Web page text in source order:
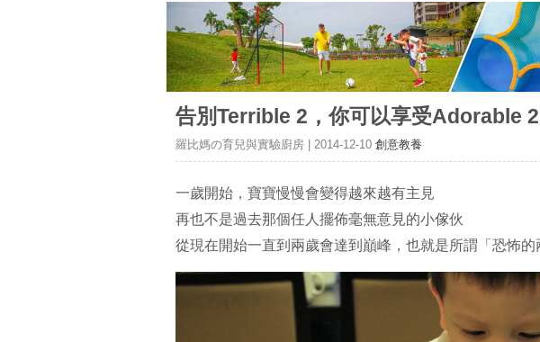
告別Terrible 2，你可以享受Adorable
羅比媽の育兒與實驗廚房 | 2014-12-10 創意教養
一歲開始，寶寶慢慢會變得越來越有主見
再也不是過去那個任人擺佈毫無意見的小傢伙
從現在開始一直到兩歲會達到巔峰，也就是所謂「恐怖的